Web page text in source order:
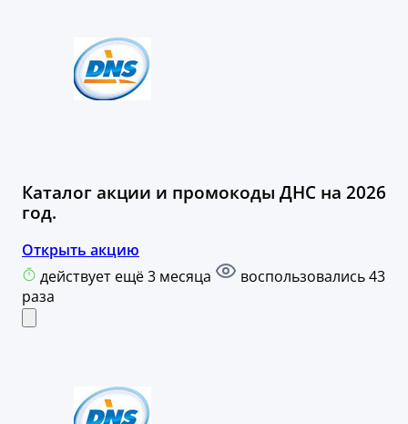
Каталог акции и промокоды ДНС на 2026
год.
Открыть акцию
действует ещё 3 месяца
воспользовались 43
раза